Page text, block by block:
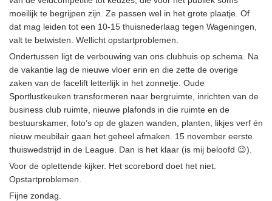
moeilijk te begrijpen zijn. Ze passen wel in het grote plaatje. Of
dat mag leiden tot een 10-15 thuisnederlaag tegen Wageningen,
valt te betwisten. Wellicht opstartproblemen.
Ondertussen ligt de verbouwing van ons clubhuis op schema. Na
de vakantie lag de nieuwe vloer erin en die zette de overige
zaken van de facelift letterlijk in het zonnetje. Oude
Sportlustkeuken transformeren naar bergruimte, inrichten van de
business club ruimte, nieuwe plafonds in die ruimte en de
bestuurskamer, foto’s op de glazen wanden, planten, likjes verf én
nieuw meubilair gaan het geheel afmaken. 15 november eerste
thuiswedstrijd in de League. Dan is het klaar (is mij beloofd 😉).
Voor de oplettende kijker. Het scorebord doet het niet.
Opstartproblemen.
Fijne zondag.